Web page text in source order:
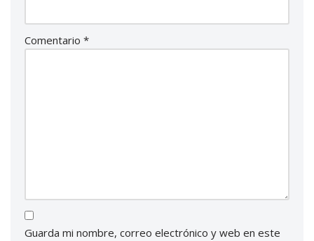
Comentario *
Guarda mi nombre, correo electrónico y web en este